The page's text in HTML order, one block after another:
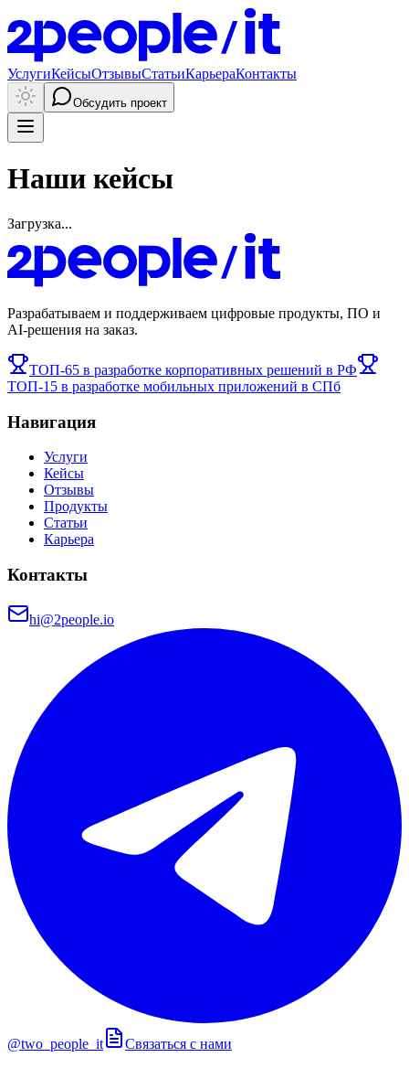
УслугиКейсыОтзывыСтатьиКарьераКонтакты
Обсудить проект
Наши кейсы
Загрузка...
Разрабатываем и поддерживаем цифровые продукты, ПО и
AI-решения на заказ.
ТОП-65 в разработке корпоративных решений в РФ
ТОП-15 в разработке мобильных приложений в СПб
Навигация
Услуги
Кейсы
Отзывы
Продукты
Статьи
Карьера
Контакты
hi@2people.io
@two_people_it Связаться с нами